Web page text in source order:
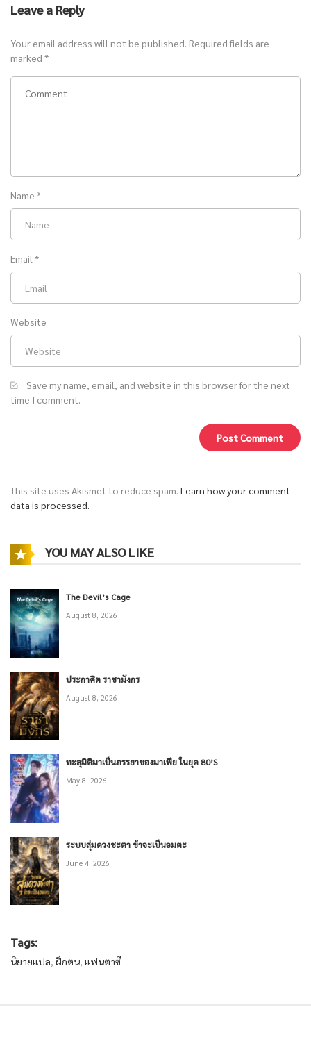
Leave a Reply
Your email address will not be published. Required fields are
marked *
Name *
Email *
Website
Save my name, email, and website in this browser for the next
time I comment.
This site uses Akismet to reduce spam. Learn how your comment
data is processed.
YOU MAY ALSO LIKE
The Devil’s Cage
August 8, 2026
ประกาศิต ราชามังกร
August 8, 2026
ทะลุมิติมาเป็นภรรยาของมาเฟีย ในยุค 80’S
May 8, 2026
ระบบสุ่มดวงชะตา ข้าจะเป็นอมตะ
June 4, 2026
Tags:
นิยายแปล, ฝึกตน, แฟนตาซี